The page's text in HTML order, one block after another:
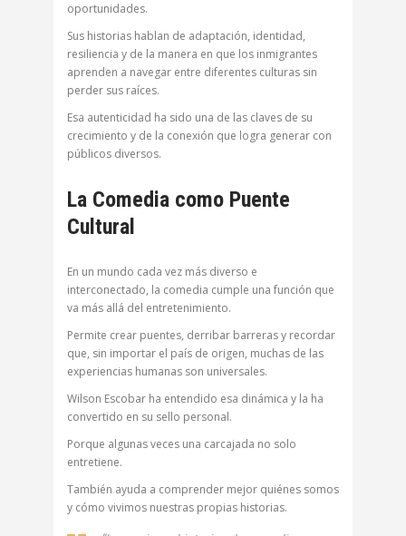
oportunidades.
Sus historias hablan de adaptación, identidad,
resiliencia y de la manera en que los inmigrantes
aprenden a navegar entre diferentes culturas sin
perder sus raíces.
Esa autenticidad ha sido una de las claves de su
crecimiento y de la conexión que logra generar con
públicos diversos.
La Comedia como Puente
Cultural
En un mundo cada vez más diverso e
interconectado, la comedia cumple una función que
va más allá del entretenimiento.
Permite crear puentes, derribar barreras y recordar
que, sin importar el país de origen, muchas de las
experiencias humanas son universales.
Wilson Escobar ha entendido esa dinámica y la ha
convertido en su sello personal.
Porque algunas veces una carcajada no solo
entretiene.
También ayuda a comprender mejor quiénes somos
y cómo vivimos nuestras propias historias.